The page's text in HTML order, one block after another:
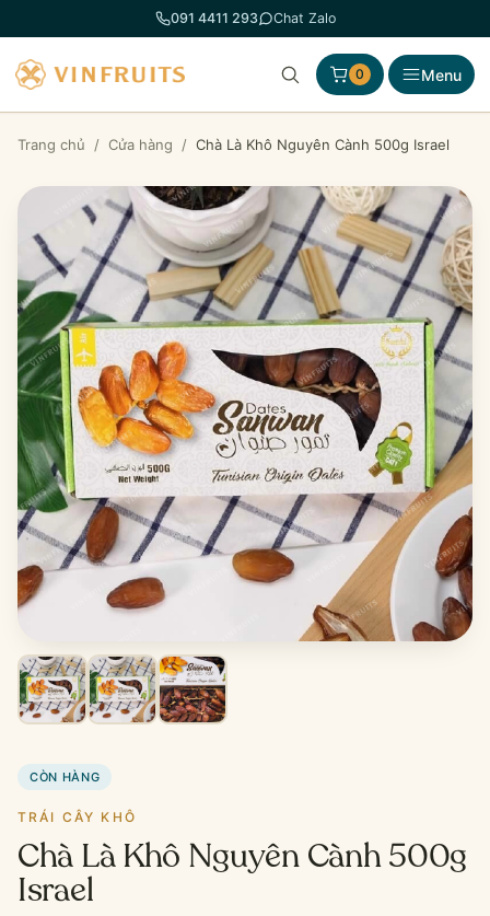
đến
phần
nội
dung
091 4411 293 Chat Zalo
0 Menu
Trang chủ / Cửa hàng / Chà Là Khô Nguyên Cành 500g Israel
CÒN HÀNG
TRÁI CÂY KHÔ
Chà Là Khô Nguyên Cành 500g
Israel